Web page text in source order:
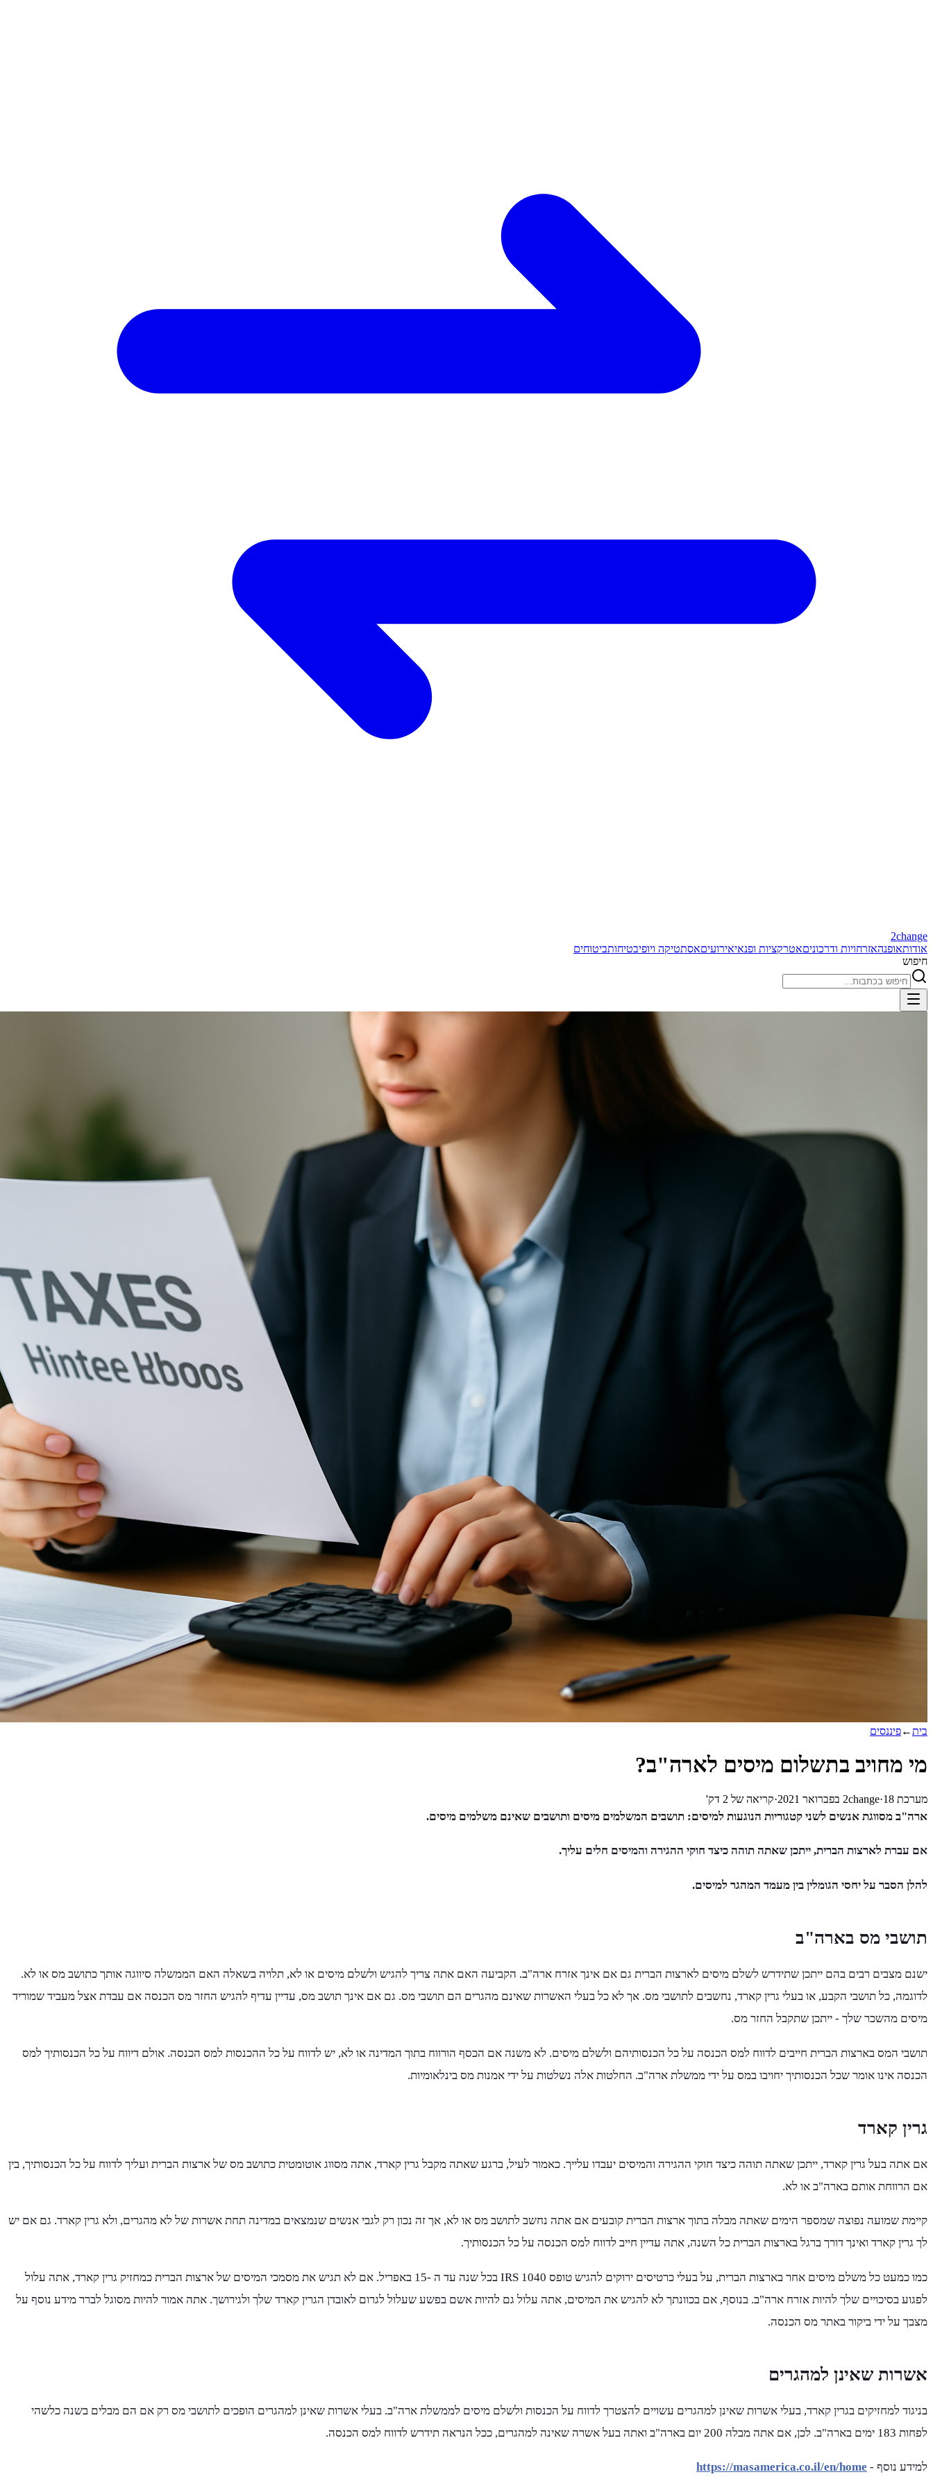
2change
אודותאופנהאזרחויות ודרכוניםאטרקציות ופנאיאירועיםאסתטיקה ויופיבטיחותביטוחים
חיפוש
בית←פיננסים
מי מחויב בתשלום מיסים לארה"ב?
מערכת 2change ·18 בפברואר 2021 ·קריאה של 2 דק'
ארה"ב מסווגת אנשים לשני קטגוריות הנוגעות למיסים: תושבים המשלמים מיסים ותושבים שאינם משלמים מיסים.
אם עברת לארצות הברית, ייתכן שאתה תוהה כיצד חוקי ההגירה והמיסים חלים עליך.
להלן הסבר על יחסי הגומלין בין מעמד המהגר למיסים.
תושבי מס בארה"ב
ישנם מצבים רבים בהם ייתכן שתידרש לשלם מיסים לארצות הברית גם אם אינך אזרח ארה"ב. הקביעה האם אתה צריך להגיש ולשלם מיסים או לא, תלויה בשאלה האם הממשלה סיווגה אותך כתושב מס או לא.
לדוגמה, כל תושבי הקבע, או בעלי גרין קארד, נחשבים לתושבי מס. אך לא כל בעלי האשרות שאינם מהגרים הם תושבי מס. גם אם אינך תושב מס, עדיין עדיף להגיש החזר מס הכנסה אם עבדת אצל מעביד שמוריד
מיסים מהשכר שלך - ייתכן שתקבל החזר מס.
תושבי המס בארצות הברית חייבים לדווח למס הכנסה על כל הכנסותיהם ולשלם מיסים. לא משנה אם הכסף הורווח בתוך המדינה או לא, יש לדווח על כל ההכנסות למס הכנסה. אולם דיווח על כל הכנסותיך למס
הכנסה אינו אומר שכל הכנסותיך יחויבו במס על ידי ממשלת ארה"ב. החלטות אלה נשלטות על ידי אמנות מס בינלאומיות.
גרין קארד
אם אתה בעל גרין קארד, ייתכן שאתה תוהה כיצד חוקי ההגירה והמיסים יעבדו עלייך. כאמור לעיל, ברגע שאתה מקבל גרין קארד, אתה מסווג אוטומטית כתושב מס של ארצות הברית ועליך לדווח על כל הכנסותיך, בין
אם הרווחת אותם בארה"ב או לא.
קיימת שמועה נפוצה שמספר הימים שאתה מבלה בתוך ארצות הברית קובעים אם אתה נחשב לתושב מס או לא, אך זה נכון רק לגבי אנשים שנמצאים במדינה תחת אשרות של לא מהגרים, ולא גרין קארד. גם אם יש
לך גרין קארד ואינך דורך ברגל בארצות הברית כל השנה, אתה עדיין חייב לדווח למס הכנסה על כל הכנסותיך.
כמו כמעט כל משלם מיסים אחר בארצות הברית, על בעלי כרטיסים ירוקים להגיש טופס IRS 1040 בכל שנה עד ה -15 באפריל. אם לא תגיש את מסמכי המיסים של ארצות הברית כמחזיק גרין קארד, אתה עלול
לפגוע בסיכויים שלך להיות אזרח ארה"ב. בנוסף, אם בכוונתך לא להגיש את המיסים, אתה עלול גם להיות אשם בפשע שעלול לגרום לאובדן הגרין קארד שלך ולגירושך. אתה אמור להיות מסוגל לברר מידע נוסף על
מצבך על ידי ביקור באתר מס הכנסה.
אשרות שאינן למהגרים
בניגוד למחזיקים בגרין קארד, בעלי אשרות שאינן למהגרים עשויים להצטרך לדווח על הכנסות ולשלם מיסים לממשלת ארה"ב. בעלי אשרות שאינן למהגרים הופכים לתושבי מס רק אם הם מבלים בשנה כלשהי
לפחות 183 ימים בארה"ב. לכן, אם אתה מבלה 200 יום בארה"ב ואתה בעל אשרה שאינה למהגרים, ככל הנראה תידרש לדווח למס הכנסה.
למידע נוסף - https://masamerica.co.il/en/home